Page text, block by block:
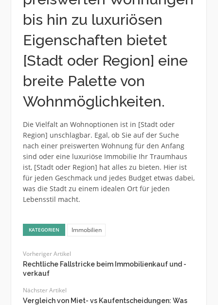
bis hin zu luxuriösen
Eigenschaften bietet
[Stadt oder Region] eine
breite Palette von
Wohnmöglichkeiten.
Die Vielfalt an Wohnoptionen ist in [Stadt oder
Region] unschlagbar. Egal, ob Sie auf der Suche
nach einer preiswerten Wohnung für den Anfang
sind oder eine luxuriöse Immobilie Ihr Traumhaus
ist, [Stadt oder Region] hat alles zu bieten. Hier ist
für jeden Geschmack und jedes Budget etwas dabei,
was die Stadt zu einem idealen Ort für jeden
Lebensstil macht.
KATEGORIEN Immobilien
Vorheriger Artikel
Rechtliche Fallstricke beim Immobilienkauf und -
verkauf
Nächster Artikel
Vergleich von Miet- vs Kaufentscheidungen: Was